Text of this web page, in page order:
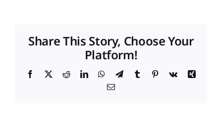
Proposte di pubblicazione
Gangemi Editore
Share This Story, Choose Your
Platform!
Facebook
X RedditLinkedInWhatsApp
TelegramTumblr Pinterest
Vk
Xing
Email